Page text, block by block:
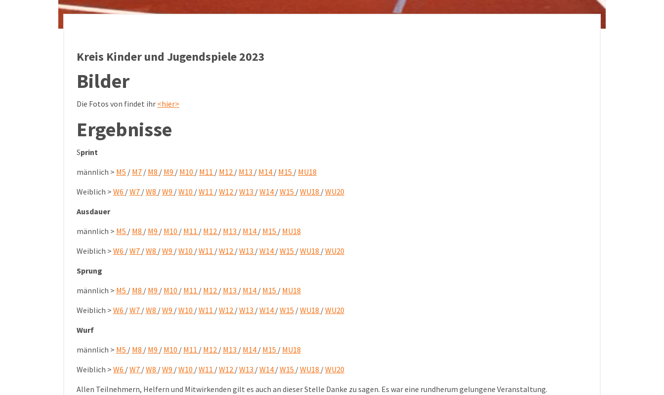
Kreis Kinder und Jugendspiele 2023
Bilder
Die Fotos von findet ihr <hier>
Ergebnisse
Sprint
männlich > M5 / M7 / M8 / M9 / M10 / M11 / M12 / M13 / M14 / M15 / MU18
Weiblich > W6 /W7 /W8 /W9 /W10 /W11 /W12 /W13 /W14 /W15 /WU18 /WU20
Ausdauer
männlich > M5 / M8 / M9 / M10 / M11 / M12 / M13 / M14 / M15 / MU18
Weiblich > W6 /W7 /W8 /W9 /W10 /W11 /W12 /W13 /W14 /W15 /WU18 /WU20
Sprung
männlich > M5 / M8 / M9 / M10 / M11 / M12 / M13 / M14 / M15 / MU18
Weiblich > W6 /W7 /W8 /W9 /W10 /W11 /W12 /W13 /W14 /W15 /WU18 /WU20
Wurf
männlich > M5 / M8 / M9 / M10 / M11 / M12 / M13 / M14 / M15 / MU18
Weiblich > W6 /W7 /W8 /W9 /W10 /W11 /W12 /W13 /W14 /W15 /WU18 /WU20
Allen Teilnehmern, Helfern und Mitwirkenden gilt es auch an dieser Stelle Danke zu sagen. Es war eine rundherum gelungene Veranstaltung.